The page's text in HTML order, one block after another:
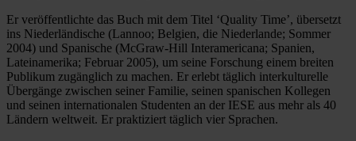
Er veröffentlichte das Buch mit dem Titel ‘Quality Time’, übersetzt
ins Niederländische (Lannoo; Belgien, die Niederlande; Sommer
2004) und Spanische (McGraw-Hill Interamericana; Spanien,
Lateinamerika; Februar 2005), um seine Forschung einem breiten
Publikum zugänglich zu machen. Er erlebt täglich interkulturelle
Übergänge zwischen seiner Familie, seinen spanischen Kollegen
und seinen internationalen Studenten an der IESE aus mehr als 40
Ländern weltweit. Er praktiziert täglich vier Sprachen.